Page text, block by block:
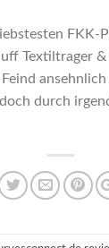
FKK-
Textiltrager
durch